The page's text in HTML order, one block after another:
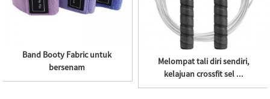
Band Booty Fabric untuk
bersenam
Melompat tali diri sendiri,
kelajuan crossfit sel ...